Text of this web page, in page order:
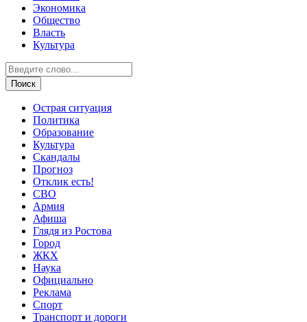
Экономика
Общество
Власть
Культура
Острая ситуация
Политика
Образование
Культура
Скандалы
Прогноз
Отклик есть!
СВО
Армия
Афиша
Глядя из Ростова
Город
ЖКХ
Наука
Официально
Реклама
Спорт
Транспорт и дороги